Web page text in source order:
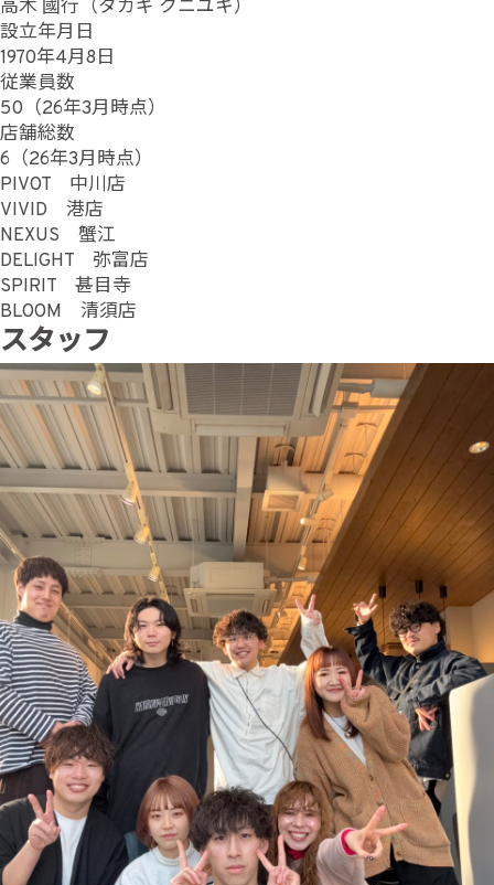
高木 國行（タカギ クニユキ）
設立年月日
1970年4月8日
従業員数
50（26年3月時点）
店舗総数
6（26年3月時点）
PIVOT 中川店
VIVID 港店
NEXUS 蟹江
DELIGHT 弥富店
SPIRIT 甚目寺
BLOOM 清須店
スタッフ